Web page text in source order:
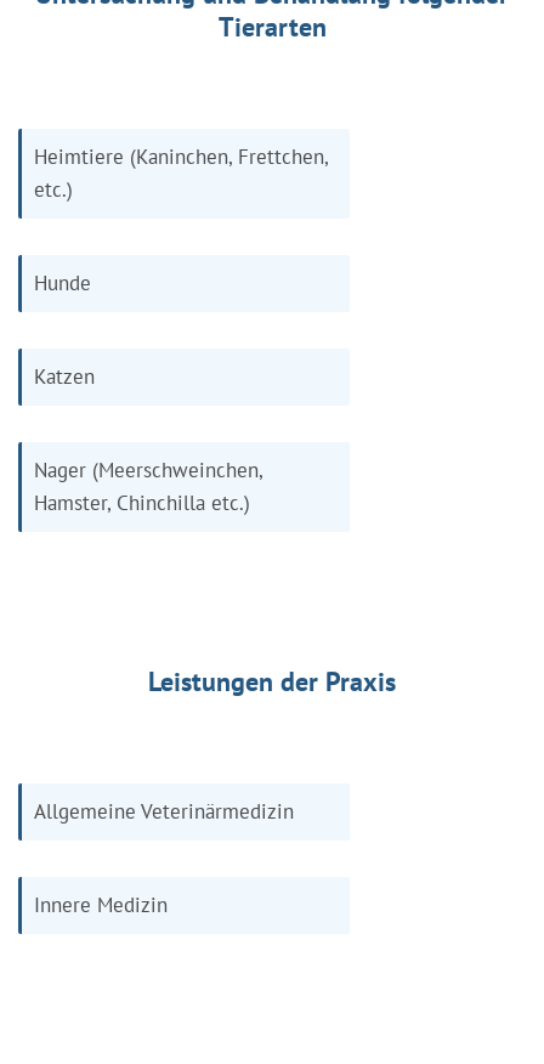
Tierarten
Heimtiere (Kaninchen, Frettchen,
etc.)
Hunde
Katzen
Nager (Meerschweinchen,
Hamster, Chinchilla etc.)
Leistungen der Praxis
Allgemeine Veterinärmedizin
Innere Medizin